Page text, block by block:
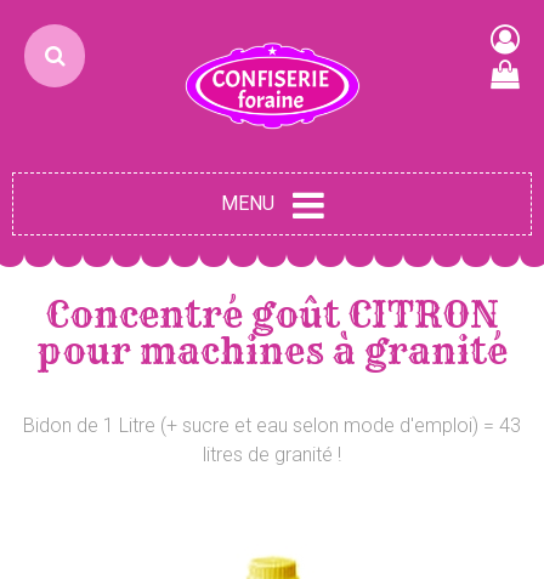
MENU
Concentré goût CITRON
pour machines à granité
Bidon de 1 Litre (+ sucre et eau selon mode d'emploi) = 43
litres de granité !